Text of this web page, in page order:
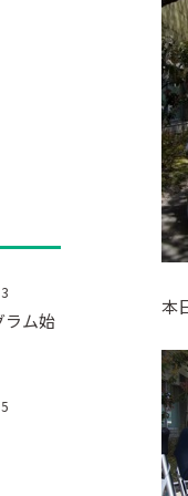
本
ラム始